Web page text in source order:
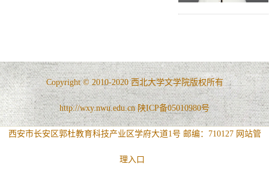
Copyright © 2010-2020 西北大学文学院版权所有
http://wxy.nwu.edu.cn 陕ICP备05010980号
西安市长安区郭杜教育科技产业区学府大道1号 邮编：710127 网站管
理入口